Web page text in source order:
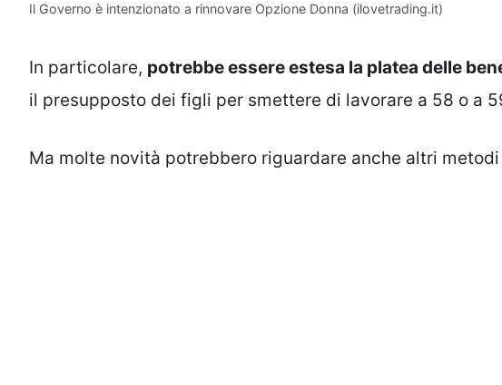
Il Governo è intenzionato a rinnovare Opzione Donna (ilovetrading.it)
In particolare, potrebbe essere estesa la platea delle
il presupposto dei figli per smettere di lavorare a 58 o a
Ma molte novità potrebbero riguardare anche altri